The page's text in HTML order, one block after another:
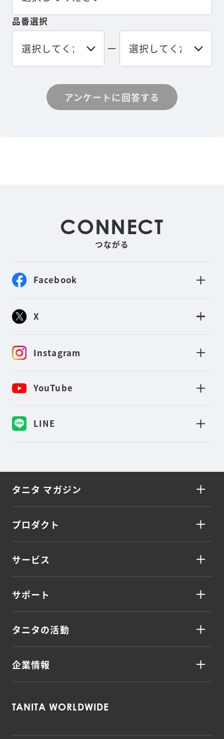
品番選択
ー
アンケートに回答する
CONNECT
つながる
Facebook
X
Instagram
YouTube
LINE
タニタ マガジン
プロダクト
サービス
サポート
タニタの活動
企業情報
TANITA WORLDWIDE